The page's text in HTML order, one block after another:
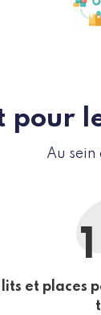
pour
Au sein
lits et places